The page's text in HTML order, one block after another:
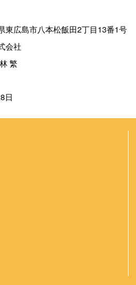
東広島市八本松飯田2丁目13番1号
会社
繁
日